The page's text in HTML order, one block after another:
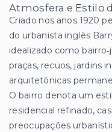
Atmosfera e Estilo
Criado nos anos 1920
do urbanista inglês
idealizado como
praças, recuos, jardins
arquitetônicas
O bairro denota um
residencial refinado,
preocupações